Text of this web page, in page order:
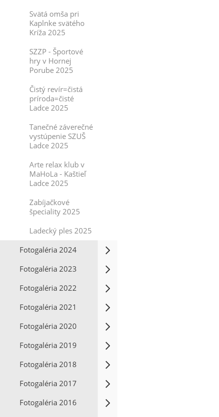
Svätá omša pri
Kaplnke svätého
Kríža 2025
SZZP - Športové
hry v Hornej
Porube 2025
Čistý revír=čistá
príroda=čisté
Ladce 2025
Tanečné záverečné
vystúpenie SZUŠ
Ladce 2025
Arte relax klub v
MaHoLa - Kaštieľ
Ladce 2025
Zabíjačkové
špeciality 2025
Ladecký ples 2025
Fotogaléria 2024
Fotogaléria 2023
Fotogaléria 2022
Fotogaléria 2021
Fotogaléria 2020
Fotogaléria 2019
Fotogaléria 2018
Fotogaléria 2017
Fotogaléria 2016